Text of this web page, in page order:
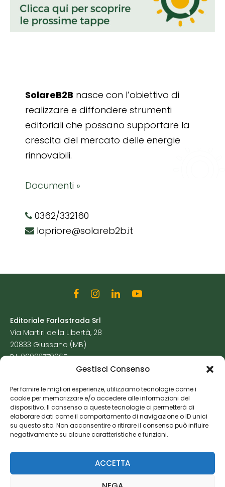
Gestisci Consenso
Per fornire le migliori esperienze, utilizziamo tecnologie come i
cookie per memorizzare e/o accedere alle informazioni del
dispositivo. Il consenso a queste tecnologie ci permetterà di
elaborare dati come il comportamento di navigazione o ID unici
su questo sito. Non acconsentire o ritirare il consenso può influire
negativamente su alcune caratteristiche e funzioni.
ACCETTA
SolareB2B nasce con l’obiettivo di
realizzare e diffondere strumenti
editoriali che possano supportare la
crescita del mercato delle energie
rinnovabili.
Documenti »
0362/332160
lopriore@solareb2b.it
Editoriale Farlastrada Srl
Via Martiri della Libertà, 28
20833 Giussano (MB)
P.I. 06982770965
Cookie Policy
Risorse Aggiuntive